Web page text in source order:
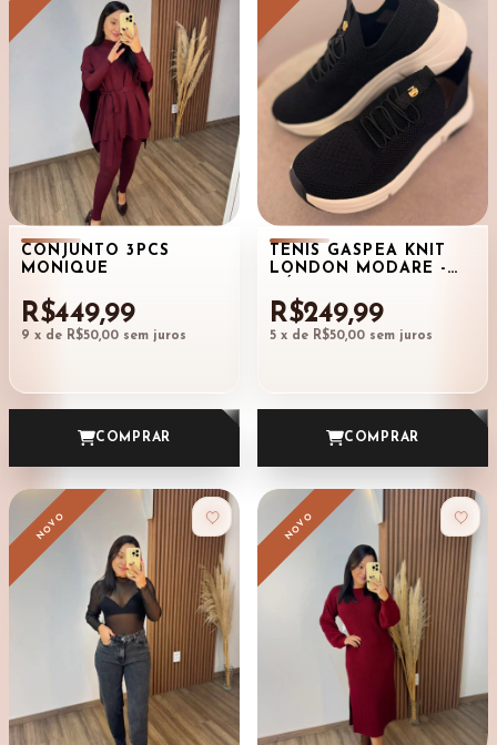
CONJUNTO 3PCS
MONIQUE
R$449,99
9 x de R$50,00 sem juros
COMPRAR
TÊNIS GASPEA KNIT
LONDON MODARE -
R$249,99
5 x de R$50,00 sem juros
COMPRAR
NOVO NOVO